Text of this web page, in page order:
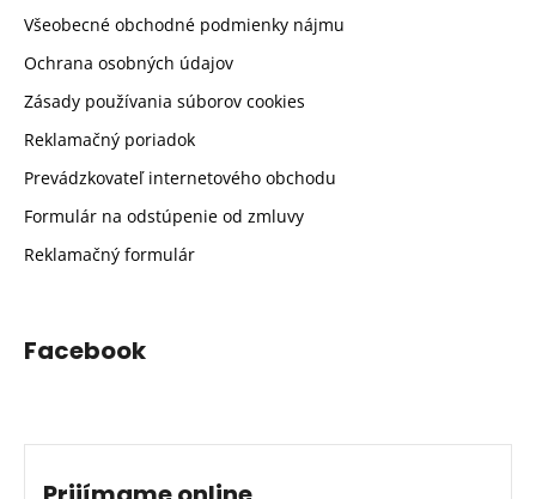
Všeobecné obchodné podmienky nájmu
Ochrana osobných údajov
Zásady používania súborov cookies
Reklamačný poriadok
Prevádzkovateľ internetového obchodu
Formulár na odstúpenie od zmluvy
Reklamačný formulár
Facebook